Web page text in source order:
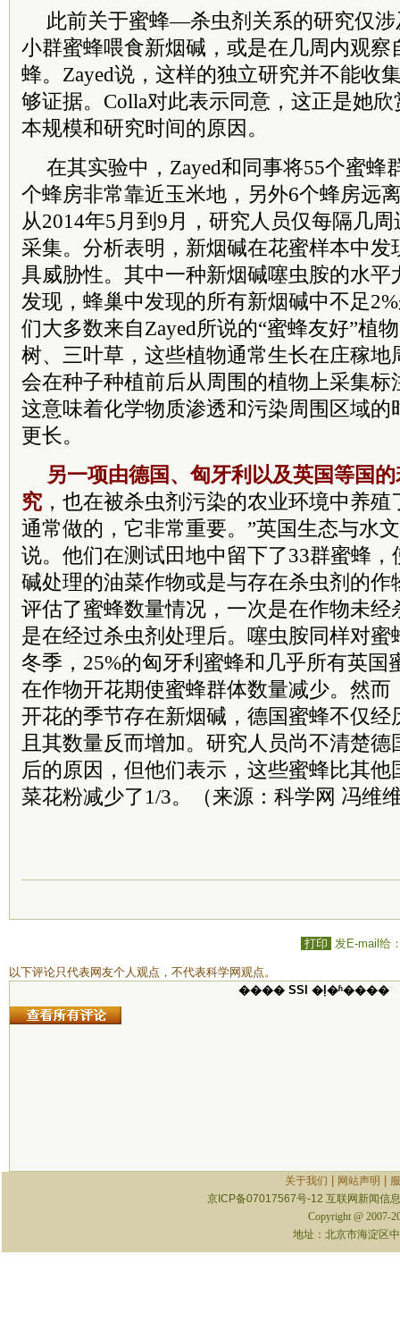
此前关于蜜蜂—杀虫剂关系的研究仅
小群蜜蜂喂食新烟碱，或是在几周内观察
蜂。Zayed说，这样的独立研究并不能收
够证据。Colla对此表示同意，这正是她
本规模和研究时间的原因。
在其实验中，Zayed和同事将55个蜜蜂
个蜂房非常靠近玉米地，另外6个蜂房远
从2014年5月到9月，研究人员仅每隔几
采集。分析表明，新烟碱在花蜜样本中发
具威胁性。其中一种新烟碱噻虫胺的水平
发现，蜂巢中发现的所有新烟碱中不足
们大多数来自Zayed所说的“蜜蜂友好”植
树、三叶草，这些植物通常生长在庄稼地
会在种子种植前后从周围的植物上采集标
这意味着化学物质渗透和污染周围区域的
更长。
另一项由德国、匈牙利以及英国等国
究 ，也在被杀虫剂污染的农业环境中养
通常做的，它非常重要。”英国生态与水
说。他们在测试田地中留下了33群蜜蜂
碱处理的油菜作物或是与存在杀虫剂的作
评估了蜜蜂数量情况，一次是在作物未经
是在经过杀虫剂处理后。噻虫胺同样对蜜
冬季，25%的匈牙利蜜蜂和几乎所有英国
在作物开花期使蜜蜂群体数量减少。然而
开花的季节存在新烟碱，德国蜜蜂不仅经
且其数量反而增加。研究人员尚不清楚
后的原因，但他们表示，这些蜜蜂比其
菜花粉减少了1/3。（来源：科学网 冯维
打印 发E-mail给
以下评论只代表网友个人观点，不代表科学网观点。
���� SSI �ļ�ʱ����
关于我们 网站声明
京ICP备07017567号-12 互联网新闻信
Copyright @ 2007-
地址：北京市海淀区